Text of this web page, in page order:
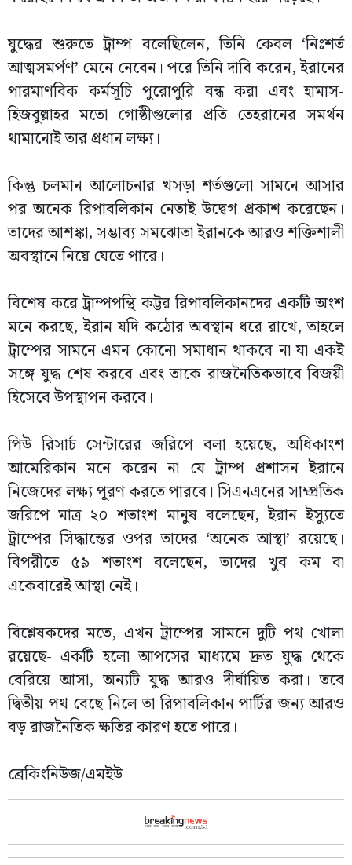
যুদ্ধের শুরুতে ট্রাম্প বলেছিলেন, তিনি কেবল ‘নিঃশর্ত
আত্মসমর্পণ’ মেনে নেবেন। পরে তিনি দাবি করেন, ইরানের
পারমাণবিক কর্মসূচি পুরোপুরি বন্ধ করা এবং হামাস-
হিজবুল্লাহর মতো গোষ্ঠীগুলোর প্রতি তেহরানের সমর্থন
থামানোই তার প্রধান লক্ষ্য।
কিন্তু চলমান আলোচনার খসড়া শর্তগুলো সামনে আসার
পর অনেক রিপাবলিকান নেতাই উদ্বেগ প্রকাশ করেছেন।
তাদের আশঙ্কা, সম্ভাব্য সমঝোতা ইরানকে আরও শক্তিশালী
অবস্থানে নিয়ে যেতে পারে।
বিশেষ করে ট্রাম্পপন্থি কট্টর রিপাবলিকানদের একটি অংশ
মনে করছে, ইরান যদি কঠোর অবস্থান ধরে রাখে, তাহলে
ট্রাম্পের সামনে এমন কোনো সমাধান থাকবে না যা একই
সঙ্গে যুদ্ধ শেষ করবে এবং তাকে রাজনৈতিকভাবে বিজয়ী
হিসেবে উপস্থাপন করবে।
পিউ রিসার্চ সেন্টারের জরিপে বলা হয়েছে, অধিকাংশ
আমেরিকান মনে করেন না যে ট্রাম্প প্রশাসন ইরানে
নিজেদের লক্ষ্য পূরণ করতে পারবে। সিএনএনের সাম্প্রতিক
জরিপে মাত্র ২০ শতাংশ মানুষ বলেছেন, ইরান ইস্যুতে
ট্রাম্পের সিদ্ধান্তের ওপর তাদের ‘অনেক আস্থা’ রয়েছে।
বিপরীতে ৫৯ শতাংশ বলেছেন, তাদের খুব কম বা
একেবারেই আস্থা নেই।
বিশ্লেষকদের মতে, এখন ট্রাম্পের সামনে দুটি পথ খোলা
রয়েছে- একটি হলো আপসের মাধ্যমে দ্রুত যুদ্ধ থেকে
বেরিয়ে আসা, অন্যটি যুদ্ধ আরও দীর্ঘায়িত করা। তবে
দ্বিতীয় পথ বেছে নিলে তা রিপাবলিকান পার্টির জন্য আরও
বড় রাজনৈতিক ক্ষতির কারণ হতে পারে।
ব্রেকিংনিউজ/এমইউ